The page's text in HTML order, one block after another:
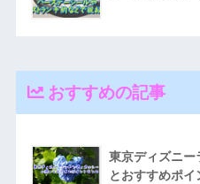
おすすめの記事
東京ディズニー
とおすすめポイ